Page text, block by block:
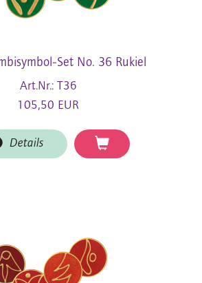
Set No. 36 Rukiel
Art.Nr.: T36
105,50 EUR
Details